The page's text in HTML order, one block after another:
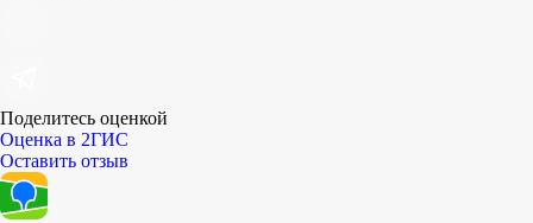
Поделитесь оценкой
Оценка в 2ГИС
Оставить отзыв